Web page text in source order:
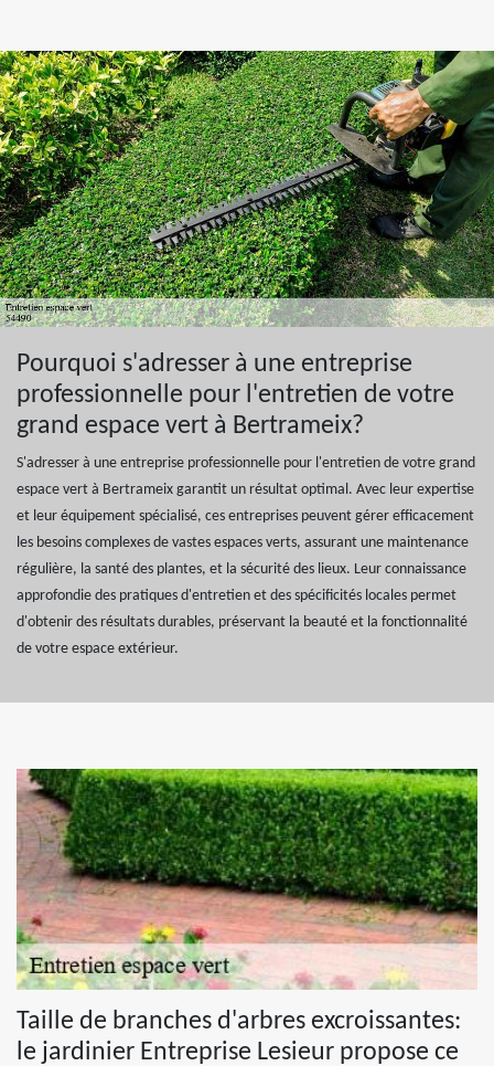
Pourquoi s'adresser à une entreprise
professionnelle pour l'entretien de votre
grand espace vert à Bertrameix?
S'adresser à une entreprise professionnelle pour l'entretien de votre grand
espace vert à Bertrameix garantit un résultat optimal. Avec leur expertise
et leur équipement spécialisé, ces entreprises peuvent gérer efficacement
les besoins complexes de vastes espaces verts, assurant une maintenance
régulière, la santé des plantes, et la sécurité des lieux. Leur connaissance
approfondie des pratiques d'entretien et des spécificités locales permet
d'obtenir des résultats durables, préservant la beauté et la fonctionnalité
de votre espace extérieur.
Taille de branches d'arbres excroissantes:
le jardinier Entreprise Lesieur propose ce